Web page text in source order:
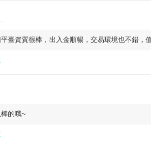
臺資質很棒，出入金順暢，交易環境也不錯，
的哦~